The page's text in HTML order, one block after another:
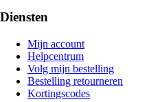
Diensten
Mijn account
Helpcentrum
Volg mijn bestelling
Bestelling retourneren
Kortingscodes